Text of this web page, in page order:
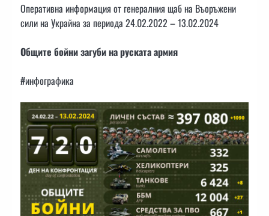
Оперативна информация от генералния щаб на Въоръжени
сили на Украйна за периода 24.02.2022 – 13.02.2024
Общите бойни загуби на руската армия
#инфографика